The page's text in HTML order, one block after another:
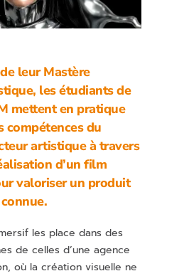
leurMastère
, les étudiants de
mettent en pratique
compétences du
artistique à travers
d’un film
valoriser un produit
les place dans des
de celles d’une agence
où la création visuelle ne